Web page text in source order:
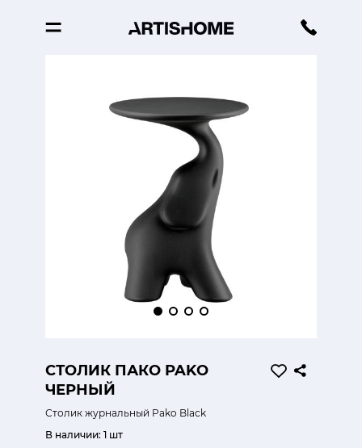
СТОЛИК ПАКО PAKO
ЧЕРНЫЙ
Столик журнальный Pako Black
В наличии: 1 шт